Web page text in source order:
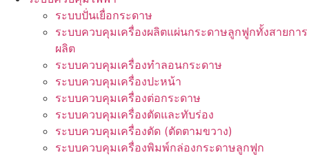
ระบบปั่นเยื่อกระดาษ
ระบบควบคุมเครื่องผลิตแผ่นกระดาษลูกฟูกทั้งสายการ
ผลิต
ระบบควบคุมเครื่องทำลอนกระดาษ
ระบบควบคุมเครื่องปะหน้า
ระบบควบคุมเครื่องต่อกระดาษ
ระบบควบคุมเครื่องตัดและทับร่อง
ระบบควบคุมเครื่องตัด (ตัดตามขวาง)
ระบบควบคุมเครื่องพิมพ์กล่องกระดาษลูกฟูก